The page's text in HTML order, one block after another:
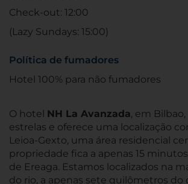
Check-out: 12:00
(Lazy Sundays: 15:00)
Política de fumadores
Hotel 100% para não fumadores
O hotel NH La Avanzada, em
estrelas e oferece uma localização
Leioa-Gexto, uma área residencial
propriedade fica a apenas 15
de Ereaga. Estamos localizados na
do rio, a apenas sete quilômetros do